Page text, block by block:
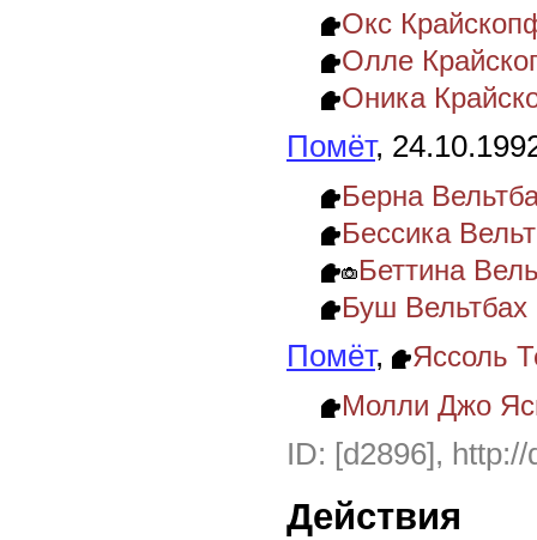
Окс
Олле
Оника
Помёт,
Берна
Бессика
Беттина
Буш Вельтбах
Помёт,
Яссоль
Молли Джо
ID: [d2896],
Действия